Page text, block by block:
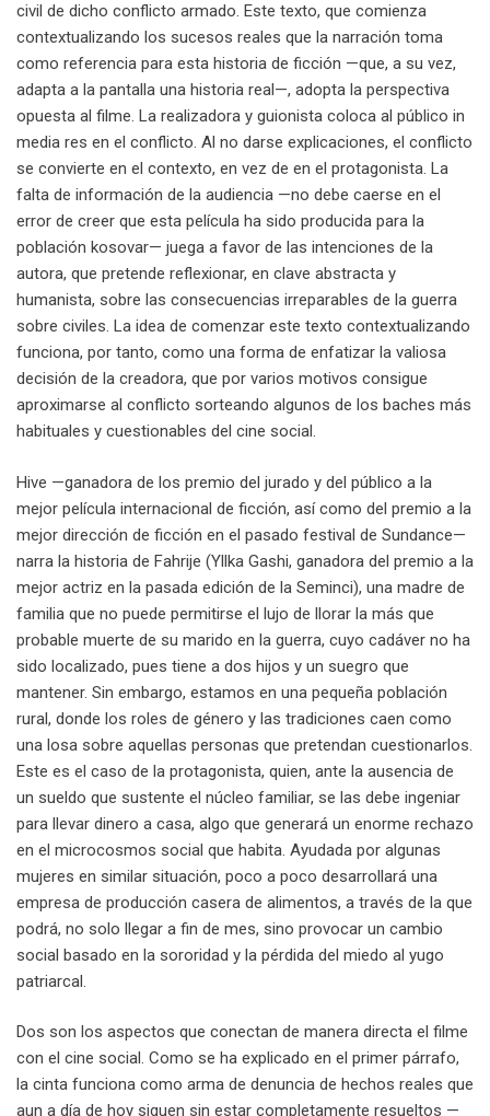
civil de dicho conflicto armado. Este texto, que comienza
contextualizando los sucesos reales que la narración toma
como referencia para esta historia de ficción —que, a su vez,
adapta a la pantalla una historia real—, adopta la perspectiva
opuesta al filme. La realizadora y guionista coloca al público in
media res en el conflicto. Al no darse explicaciones, el conflicto
se convierte en el contexto, en vez de en el protagonista. La
falta de información de la audiencia —no debe caerse en el
error de creer que esta película ha sido producida para la
población kosovar— juega a favor de las intenciones de la
autora, que pretende reflexionar, en clave abstracta y
humanista, sobre las consecuencias irreparables de la guerra
sobre civiles. La idea de comenzar este texto contextualizando
funciona, por tanto, como una forma de enfatizar la valiosa
decisión de la creadora, que por varios motivos consigue
aproximarse al conflicto sorteando algunos de los baches más
habituales y cuestionables del cine social.
Hive —ganadora de los premio del jurado y del público a la
mejor película internacional de ficción, así como del premio a la
mejor dirección de ficción en el pasado festival de Sundance—
narra la historia de Fahrije (Yllka Gashi, ganadora del premio a la
mejor actriz en la pasada edición de la Seminci), una madre de
familia que no puede permitirse el lujo de llorar la más que
probable muerte de su marido en la guerra, cuyo cadáver no ha
sido localizado, pues tiene a dos hijos y un suegro que
mantener. Sin embargo, estamos en una pequeña población
rural, donde los roles de género y las tradiciones caen como
una losa sobre aquellas personas que pretendan cuestionarlos.
Este es el caso de la protagonista, quien, ante la ausencia de
un sueldo que sustente el núcleo familiar, se las debe ingeniar
para llevar dinero a casa, algo que generará un enorme rechazo
en el microcosmos social que habita. Ayudada por algunas
mujeres en similar situación, poco a poco desarrollará una
empresa de producción casera de alimentos, a través de la que
podrá, no solo llegar a fin de mes, sino provocar un cambio
social basado en la sororidad y la pérdida del miedo al yugo
patriarcal.
Dos son los aspectos que conectan de manera directa el filme
con el cine social. Como se ha explicado en el primer párrafo,
la cinta funciona como arma de denuncia de hechos reales que
aun a día de hoy siguen sin estar completamente resueltos —